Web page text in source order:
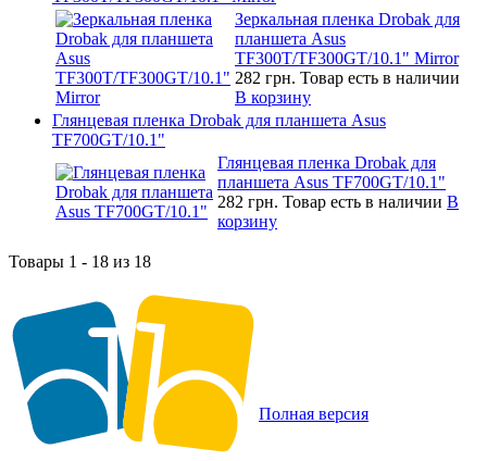
Зеркальная пленка Drobak для
планшета Asus
TF300T/TF300GT/10.1" Mirror
282 грн. Товар есть в наличии
В корзину
Глянцевая пленка Drobak для планшета Asus
TF700GT/10.1"
Глянцевая пленка Drobak для
планшета Asus TF700GT/10.1"
282 грн. Товар есть в наличии В
корзину
Товары 1 - 18 из 18
Полная версия